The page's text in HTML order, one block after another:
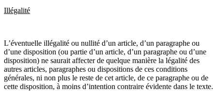
Illégalité
L’éventuelle illégalité ou nullité d’un article, d’un paragraphe ou
d’une disposition (ou partie d’un article, d’un paragraphe ou d’une
disposition) ne saurait affecter de quelque manière la légalité des
autres articles, paragraphes ou dispositions de ces conditions
générales, ni non plus le reste de cet article, de ce paragraphe ou de
cette disposition, à moins d’intention contraire évidente dans le texte.